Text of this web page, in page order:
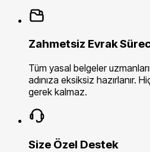
Zahmetsiz Evrak
Tüm yasal belgeler
adınıza eksiksiz hazırlanır.
gerek kalmaz.
Size Özel Destek